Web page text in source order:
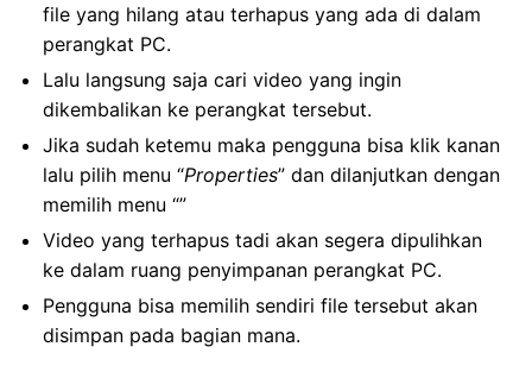
file yang hilang atau terhapus yang ada di dalam
perangkat PC.
Lalu langsung saja cari video yang ingin
dikembalikan ke perangkat tersebut.
Jika sudah ketemu maka pengguna bisa klik kanan
lalu pilih menu “Properties” dan dilanjutkan dengan
memilih menu “”
Video yang terhapus tadi akan segera dipulihkan
ke dalam ruang penyimpanan perangkat PC.
Pengguna bisa memilih sendiri file tersebut akan
disimpan pada bagian mana.